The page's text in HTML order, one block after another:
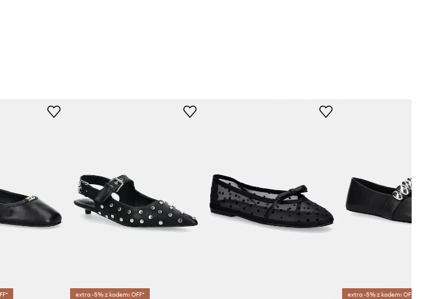
extra -5% z kodem: OFF* extra -5% z kodem: OFF*